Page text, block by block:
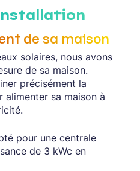
de sa maison
solaires, nous avons
de sa maison.
précisément la
alimenter sa maison à
pour une centrale
de 3 kWc en